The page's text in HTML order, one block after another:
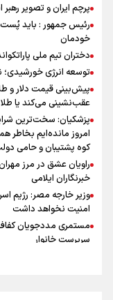
پرچم ایران و تصویر
رئیس جمهور : باید
خودمان
دختران تیم ملی
توسعه انرژی خورشیدی؛
عقب‌نشینی می‌کند یا
پزشکیان: سخت‌ترین
امروز مانده‌ایم بخاطر
کوه پشتیبان و حامی
راویان عشق در مرز
خبرنگاران ایلامی
وزیر خارجه مصر: رژیم
امنیت نخواهد داشت
سرپرست خانوار
فیدان: حماس به